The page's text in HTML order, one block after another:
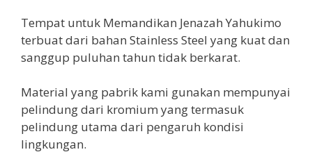
Tempat untuk Memandikan Jenazah Yahukimo
terbuat dari bahan Stainless Steel yang kuat dan
sanggup puluhan tahun tidak berkarat.
Material yang pabrik kami gunakan mempunyai
pelindung dari kromium yang termasuk
pelindung utama dari pengaruh kondisi
lingkungan.